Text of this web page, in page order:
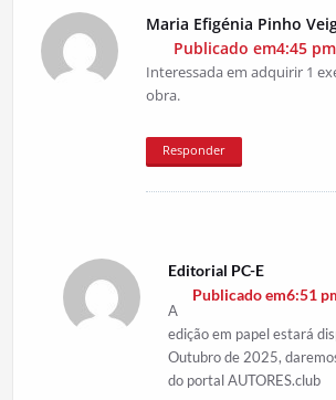
Maria Efigénia Pinho
Publicado em4:45
Interessada em adquirir 1
obra.
Responder
Editorial PC-E
Publicado em6:51
A
edição em papel estará
Outubro de 2025,
do portal AUTORES.club